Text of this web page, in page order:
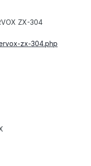
ZX-304
zx-304.php